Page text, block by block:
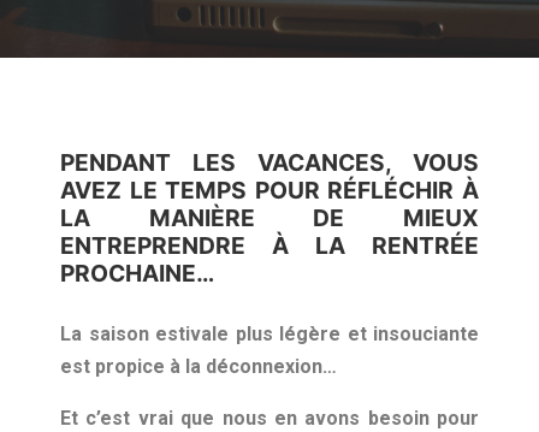
PENDANT LES VACANCES, VOUS
AVEZ LE TEMPS POUR RÉFLÉCHIR À
LA MANIÈRE DE MIEUX
ENTREPRENDRE À LA RENTRÉE
PROCHAINE…
La saison estivale plus légère et insouciante
est propice à la déconnexion…
Et c’est vrai que nous en avons besoin pour